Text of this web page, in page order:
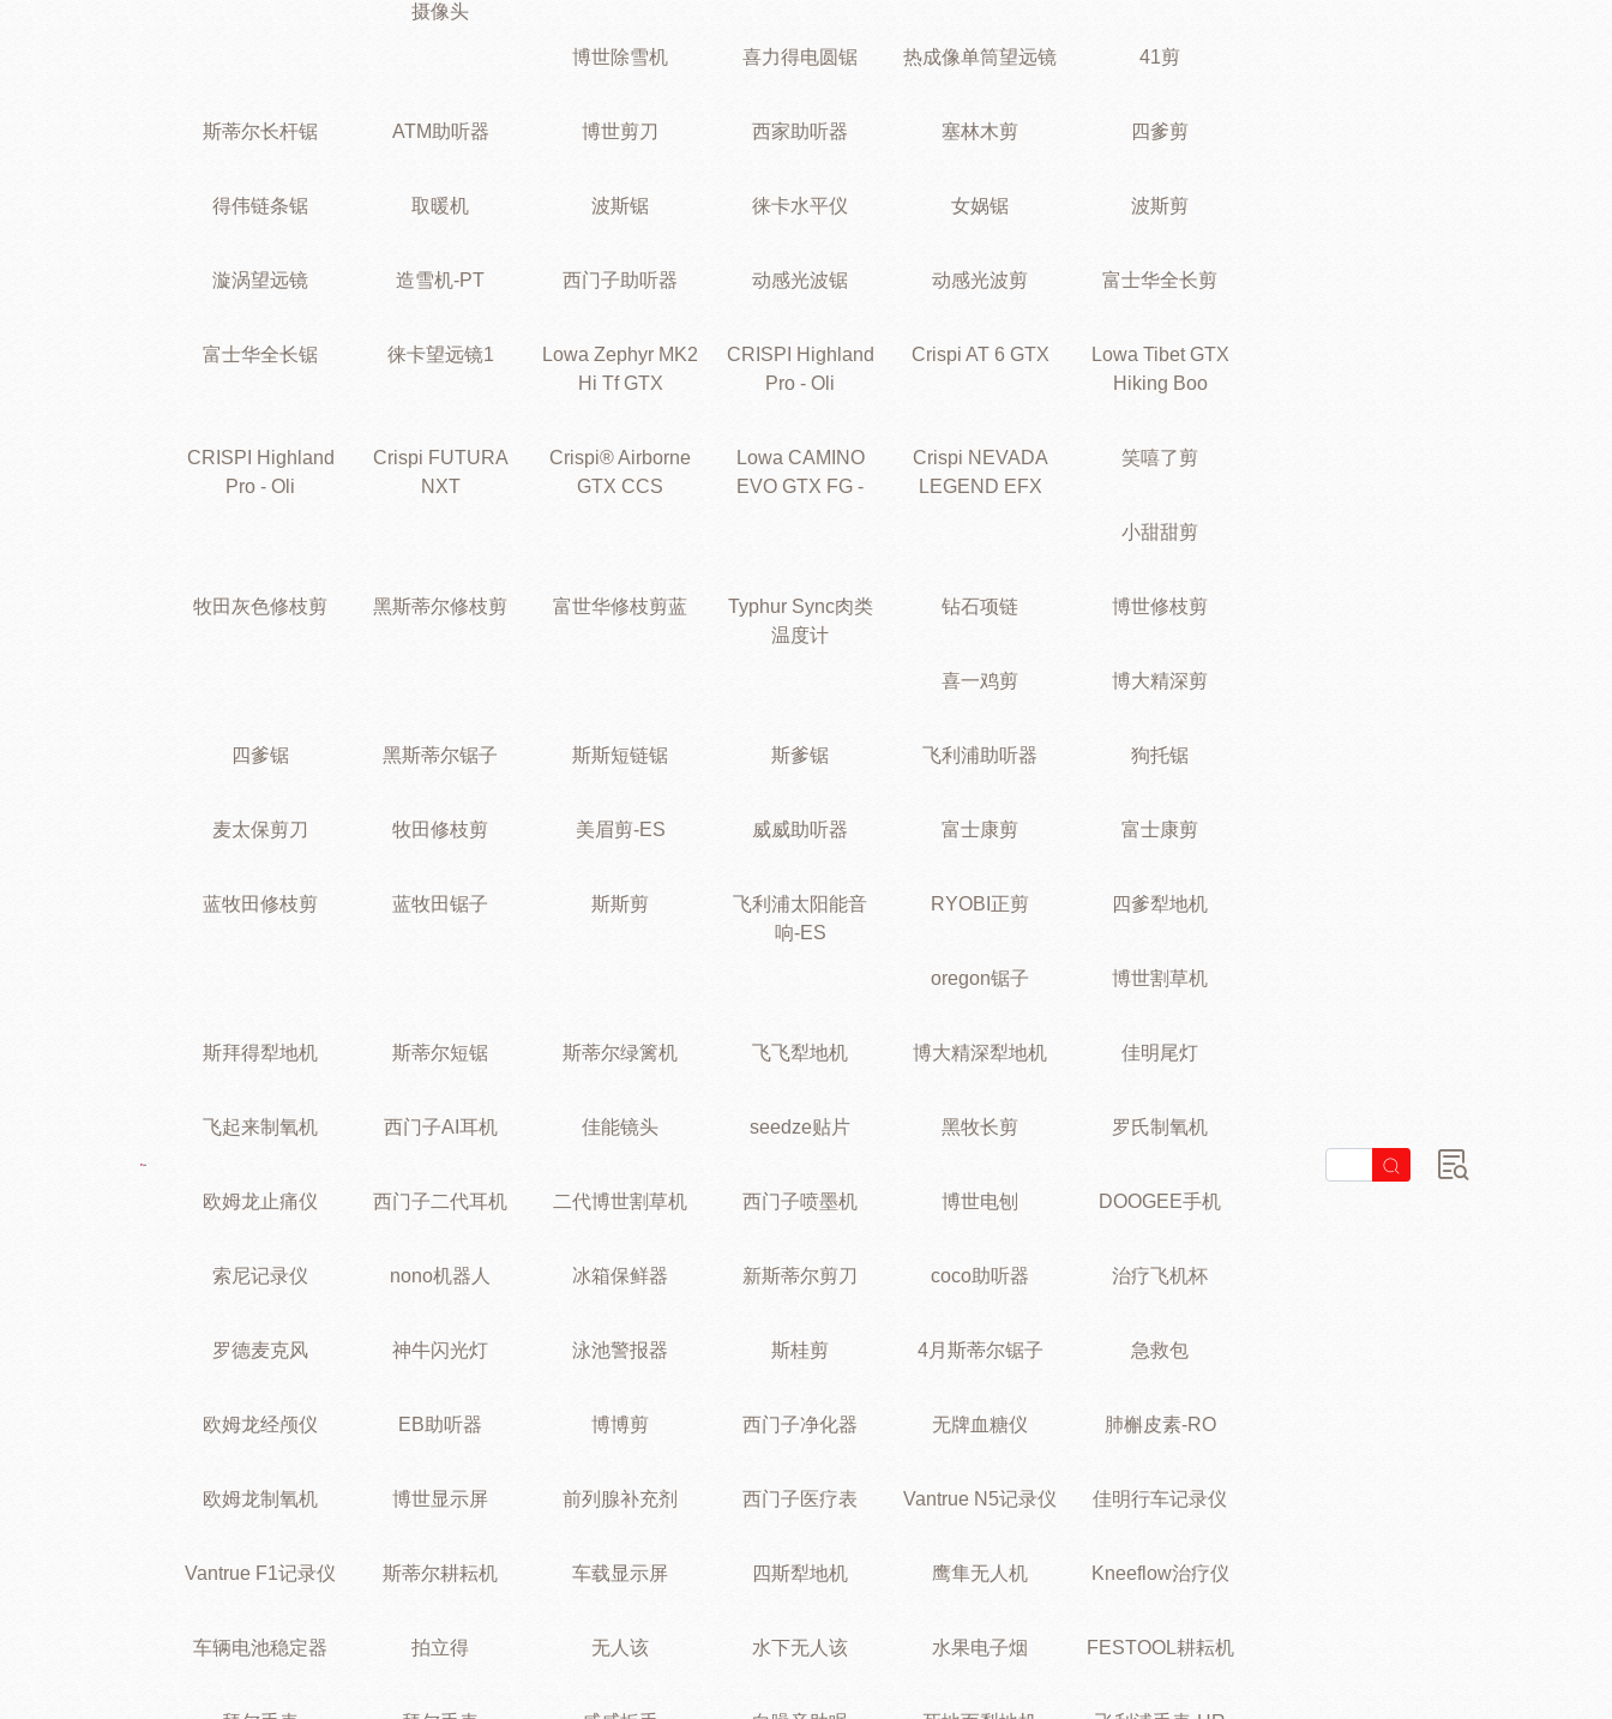
摄像头
博世除雪机 喜力得电圆锯 热成像单筒望远镜 41剪
斯蒂尔长杆锯 ATM助听器 博世剪刀 西家助听器 塞林木剪 四爹剪
得伟链条锯 取暖机 波斯锯 徕卡水平仪 女娲锯 波斯剪
漩涡望远镜 造雪机-PT 西门子助听器 动感光波锯 动感光波剪 富士华全长剪
富士华全长锯 徕卡望远镜1
Lowa Zephyr MK2
Hi Tf GTX
CRISPI Highland
Pro - Oli
Crispi AT 6 GTX
Lowa Tibet GTX
Hiking Boo
CRISPI Highland
Pro - Oli
Crispi FUTURA
NXT
Crispi® Airborne
GTX CCS
Lowa CAMINO
EVO GTX FG -
Crispi NEVADA
LEGEND EFX
笑嘻了剪
小甜甜剪
牧田灰色修枝剪 黑斯蒂尔修枝剪 富世华修枝剪蓝
Typhur Sync肉类
温度计
钻石项链 博世修枝剪
喜一鸡剪 博大精深剪
四爹锯 黑斯蒂尔锯子 斯斯短链锯 斯爹锯 飞利浦助听器 狗托锯
麦太保剪刀 牧田修枝剪 美眉剪-ES 威威助听器 富士康剪 富士康剪
蓝牧田修枝剪 蓝牧田锯子 斯斯剪
飞利浦太阳能音
响-ES
RYOBI正剪 四爹犁地机
oregon锯子 博世割草机
斯拜得犁地机 斯蒂尔短锯 斯蒂尔绿篱机 飞飞犁地机 博大精深犁地机 佳明尾灯
飞起来制氧机 西门子AI耳机 佳能镜头 seedze贴片 黑牧长剪 罗氏制氧机
欧姆龙止痛仪 西门子二代耳机 二代博世割草机 西门子喷墨机 博世电刨 DOOGEE手机
索尼记录仪 nono机器人 冰箱保鲜器 新斯蒂尔剪刀 coco助听器 治疗飞机杯
罗德麦克风 神牛闪光灯 泳池警报器 斯桂剪 4月斯蒂尔锯子 急救包
欧姆龙经颅仪 EB助听器 博博剪 西门子净化器 无牌血糖仪 肺槲皮素-RO
欧姆龙制氧机 博世显示屏 前列腺补充剂 西门子医疗表 Vantrue N5记录仪 佳明行车记录仪
Vantrue F1记录仪 斯蒂尔耕耘机 车载显示屏 四斯犁地机 鹰隼无人机 Kneeflow治疗仪
车辆电池稳定器 拍立得 无人该 水下无人该 水果电子烟 FESTOOL耕耘机